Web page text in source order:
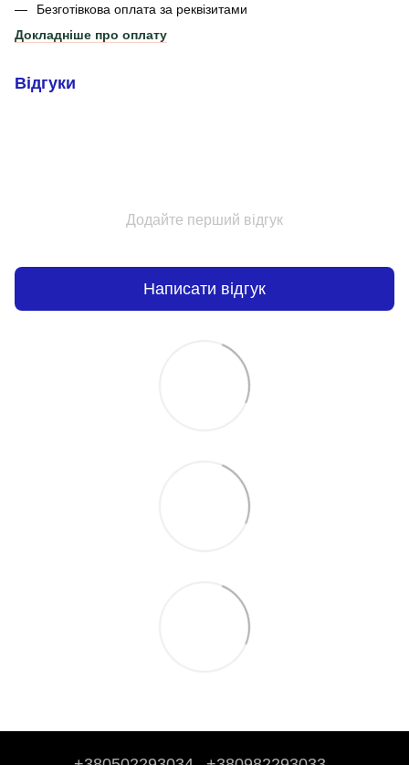
Безготівкова оплата за реквізитами
Докладніше про оплату
Відгуки
Додайте перший відгук
Написати відгук